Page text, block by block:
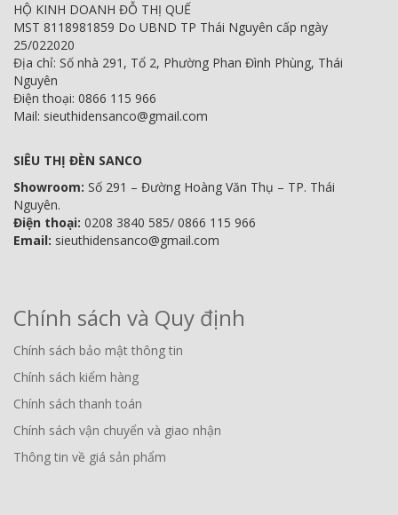
HỘ KINH DOANH ĐỖ THỊ QUẾ
MST 8118981859 Do UBND TP Thái Nguyên cấp ngày
25/022020
Địa chỉ: Số nhà 291, Tổ 2, Phường Phan Đình Phùng, Thái
Nguyên
Điện thoại: 0866 115 966
Mail: sieuthidensanco@gmail.com
SIÊU THỊ ĐÈN SANCO
Showroom: Số 291 – Đường Hoàng Văn Thụ – TP. Thái
Nguyên.
Điện thoại: 0208 3840 585/ 0866 115 966
Email: sieuthidensanco@gmail.com
Chính sách và Quy định
Chính sách bảo mật thông tin
Chính sách kiểm hàng
Chính sách thanh toán
Chính sách vận chuyển và giao nhận
Thông tin về giá sản phẩm